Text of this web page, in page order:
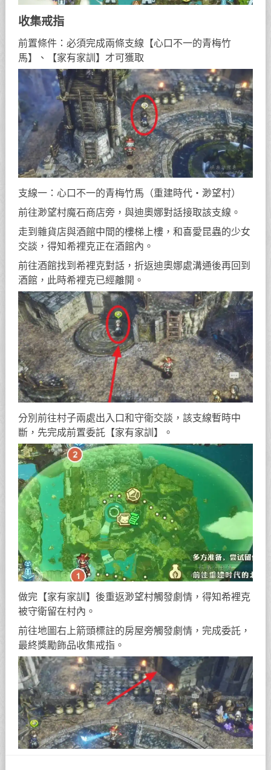
收集戒指
前置條件：必須完成兩條支線【心口不一的青梅竹
馬】、【家有家訓】才可獲取
支線一：心口不一的青梅竹馬（重建時代・渺望村）
前往渺望村魔石商店旁，與迪奧娜對話接取該支線。
走到雜貨店與酒館中間的樓梯上樓，和喜愛昆蟲的少女
交談，得知希裡克正在酒館內。
前往酒館找到希裡克對話，折返迪奧娜處溝通後再回到
酒館，此時希裡克已經離開。
分別前往村子兩處出入口和守衛交談，該支線暫時中
斷，先完成前置委託【家有家訓】。
做完【家有家訓】後重返渺望村觸發劇情，得知希裡克
被守衛留在村內。
前往地圖右上箭頭標註的房屋旁觸發劇情，完成委託，
最終獎勵飾品收集戒指。